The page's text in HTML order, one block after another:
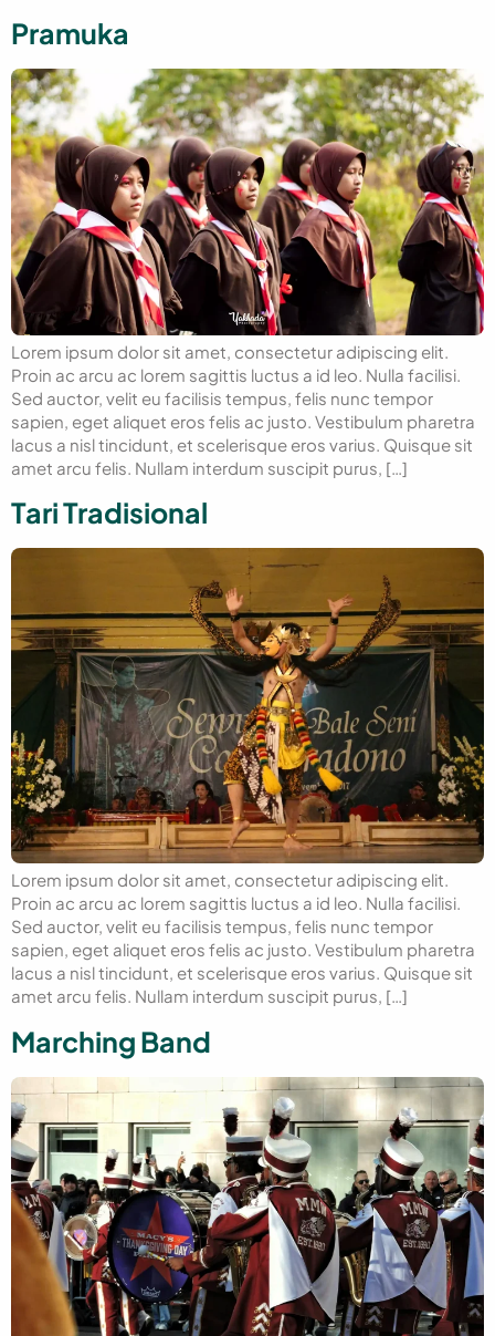
Pramuka
Lorem ipsum dolor sit amet, consectetur adipiscing elit.
Proin ac arcu ac lorem sagittis luctus a id leo. Nulla facilisi.
Sed auctor, velit eu facilisis tempus, felis nunc tempor
sapien, eget aliquet eros felis ac justo. Vestibulum pharetra
lacus a nisl tincidunt, et scelerisque eros varius. Quisque sit
amet arcu felis. Nullam interdum suscipit purus, […]
Tari Tradisional
Lorem ipsum dolor sit amet, consectetur adipiscing elit.
Proin ac arcu ac lorem sagittis luctus a id leo. Nulla facilisi.
Sed auctor, velit eu facilisis tempus, felis nunc tempor
sapien, eget aliquet eros felis ac justo. Vestibulum pharetra
lacus a nisl tincidunt, et scelerisque eros varius. Quisque sit
amet arcu felis. Nullam interdum suscipit purus, […]
Marching Band